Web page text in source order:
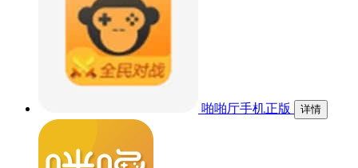
啪啪厅手机正版 详情